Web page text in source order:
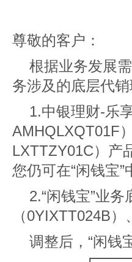
尊敬的客户：
根据业务发展
务涉及的底层代
1.中银理财-乐
AMHQLXQT01F）
LXTTZY01C） 产
您仍可在“闲钱宝
2.“闲钱宝”业
（0YIXTT024B
调整后，“闲钱